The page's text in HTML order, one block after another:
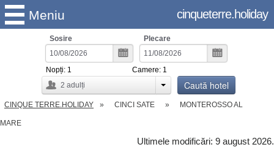
Meniu cinqueterre.holiday
Sosire Plecare
2 adulți
Nopți: 1 Camere: 1
Caută hotel
CINQUE TERRE.HOLIDAY CINCI SATE MONTEROSSO AL
MARE
Ultimele modificări: 9 august 2026.